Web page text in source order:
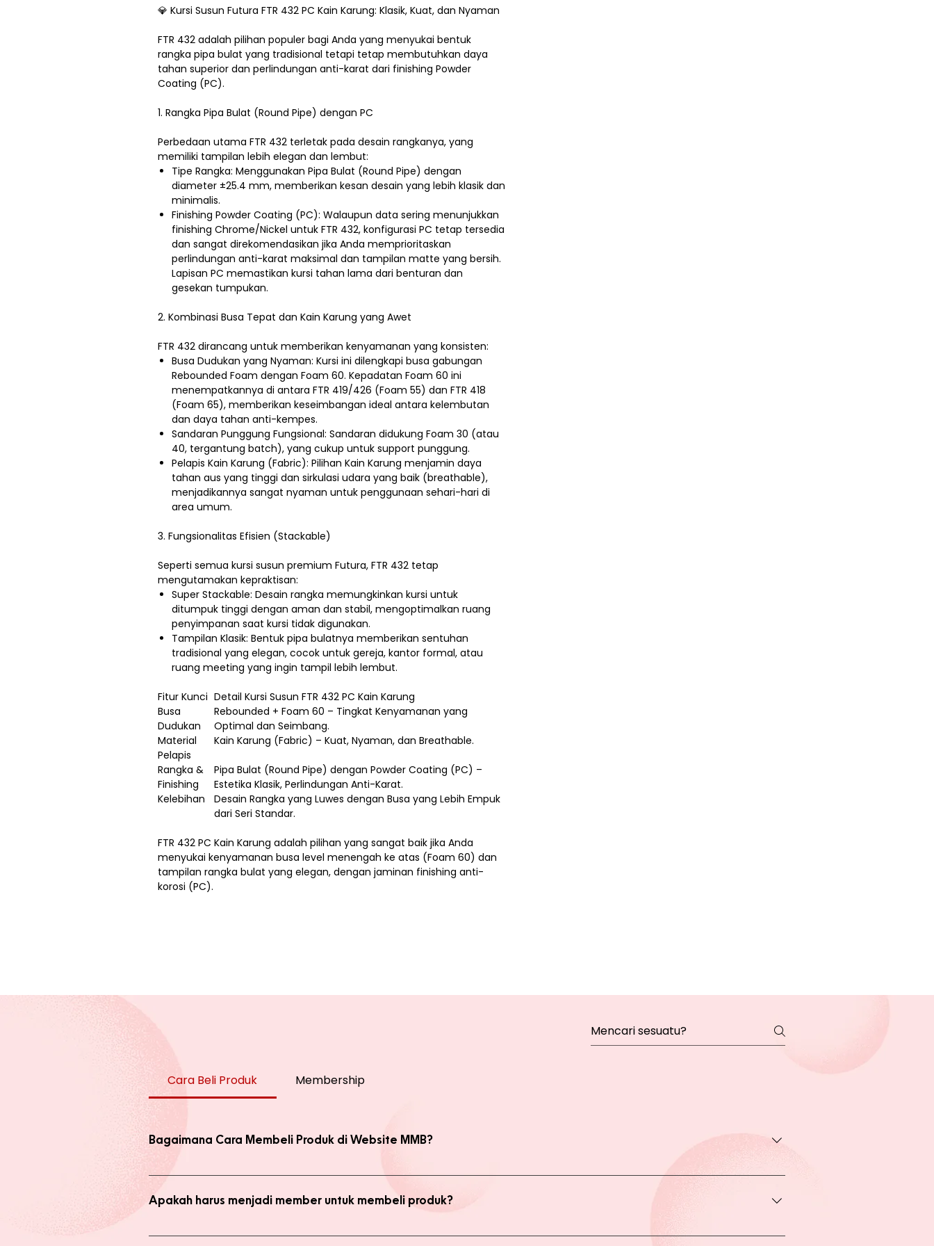
💎 Kursi Susun Futura FTR 432 PC Kain Karung: Klasik, Kuat, dan Nyaman
FTR 432 adalah pilihan populer bagi Anda yang menyukai bentuk
rangka pipa bulat yang tradisional tetapi tetap membutuhkan daya
tahan superior dan perlindungan anti-karat dari finishing Powder
Coating (PC).
1. Rangka Pipa Bulat (Round Pipe) dengan PC
Perbedaan utama FTR 432 terletak pada desain rangkanya, yang
memiliki tampilan lebih elegan dan lembut:
Tipe Rangka: Menggunakan Pipa Bulat (Round Pipe) dengan
diameter ±25.4 mm, memberikan kesan desain yang lebih klasik dan
minimalis.
Finishing Powder Coating (PC): Walaupun data sering menunjukkan
finishing Chrome/Nickel untuk FTR 432, konfigurasi PC tetap tersedia
dan sangat direkomendasikan jika Anda memprioritaskan
perlindungan anti-karat maksimal dan tampilan matte yang bersih.
Lapisan PC memastikan kursi tahan lama dari benturan dan
gesekan tumpukan.
2. Kombinasi Busa Tepat dan Kain Karung yang Awet
FTR 432 dirancang untuk memberikan kenyamanan yang konsisten:
Busa Dudukan yang Nyaman: Kursi ini dilengkapi busa gabungan
Rebounded Foam dengan Foam 60. Kepadatan Foam 60 ini
menempatkannya di antara FTR 419/426 (Foam 55) dan FTR 418
(Foam 65), memberikan keseimbangan ideal antara kelembutan
dan daya tahan anti-kempes.
Sandaran Punggung Fungsional: Sandaran didukung Foam 30 (atau
40, tergantung batch), yang cukup untuk support punggung.
Pelapis Kain Karung (Fabric): Pilihan Kain Karung menjamin daya
tahan aus yang tinggi dan sirkulasi udara yang baik (breathable),
menjadikannya sangat nyaman untuk penggunaan sehari-hari di
area umum.
3. Fungsionalitas Efisien (Stackable)
Seperti semua kursi susun premium Futura, FTR 432 tetap
mengutamakan kepraktisan:
Super Stackable: Desain rangka memungkinkan kursi untuk
ditumpuk tinggi dengan aman dan stabil, mengoptimalkan ruang
penyimpanan saat kursi tidak digunakan.
Tampilan Klasik: Bentuk pipa bulatnya memberikan sentuhan
tradisional yang elegan, cocok untuk gereja, kantor formal, atau
ruang meeting yang ingin tampil lebih lembut.
Fitur Kunci Detail Kursi Susun FTR 432 PC Kain Karung
Busa
Dudukan
Rebounded + Foam 60 – Tingkat Kenyamanan yang
Optimal dan Seimbang.
Material
Pelapis
Kain Karung (Fabric) – Kuat, Nyaman, dan Breathable.
Rangka &
Finishing
Pipa Bulat (Round Pipe) dengan Powder Coating (PC) –
Estetika Klasik, Perlindungan Anti-Karat.
Kelebihan
Desain Rangka yang Luwes dengan Busa yang Lebih Empuk
dari Seri Standar.
FTR 432 PC Kain Karung adalah pilihan yang sangat baik jika Anda
menyukai kenyamanan busa level menengah ke atas (Foam 60) dan
tampilan rangka bulat yang elegan, dengan jaminan finishing anti-
korosi (PC).
Cara Beli Produk Membership
Bagaimana Cara Membeli Produk di Website MMB?
Ada 2 jenis produk yang ada di website, yaitu produk Member dan Non Member. Anda bisa melakukan transaksi pada halaman Produk
Apakah harus menjadi member untuk membeli produk?
Anda tidak perlu bergabung menjadi member untuk membeli produk MMB. Tetapi ada keuntungan yang bisa Anda dapatkan apabila